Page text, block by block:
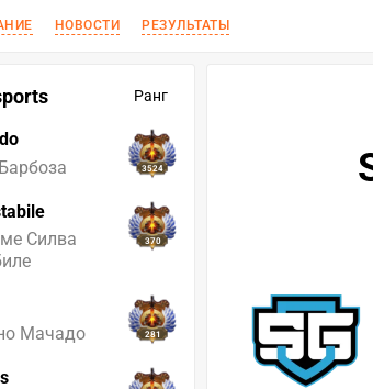
НОВОСТИ РЕЗУЛЬТАТЫ
Ранг
3524
Силва
370
Мачадо
281